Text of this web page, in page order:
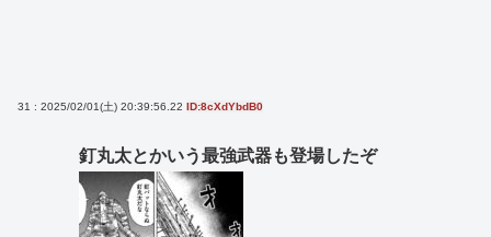
31 : 2025/02/01(土) 20:39:56.22 ID:8cXdYbdB0
釘丸太とかいう最強武器も登場したぞ